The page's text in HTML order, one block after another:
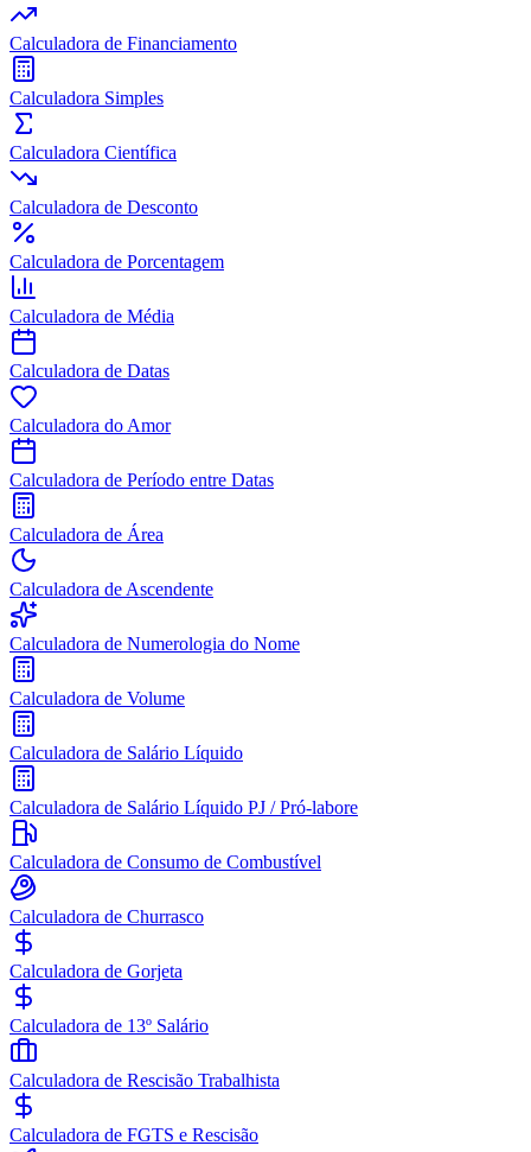
Calculadora de Financiamento
Calculadora Simples
Calculadora Científica
Calculadora de Desconto
Calculadora de Porcentagem
Calculadora de Média
Calculadora de Datas
Calculadora do Amor
Calculadora de Período entre Datas
Calculadora de Área
Calculadora de Ascendente
Calculadora de Numerologia do Nome
Calculadora de Volume
Calculadora de Salário Líquido
Calculadora de Salário Líquido PJ / Pró-labore
Calculadora de Consumo de Combustível
Calculadora de Churrasco
Calculadora de Gorjeta
Calculadora de 13º Salário
Calculadora de Rescisão Trabalhista
Calculadora de FGTS e Rescisão